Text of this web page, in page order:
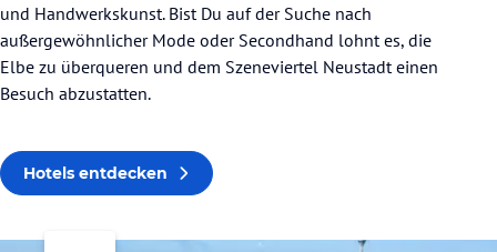
und Handwerkskunst. Bist Du auf der Suche nach
außergewöhnlicher Mode oder Secondhand lohnt es, die
Elbe zu überqueren und dem Szeneviertel Neustadt einen
Besuch abzustatten.
Hotels entdecken